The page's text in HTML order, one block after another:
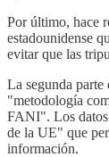
Por último, hace
estadounidense
evitar que las
La segunda
"metodología
FANI". Los datos
de la UE" que
información.